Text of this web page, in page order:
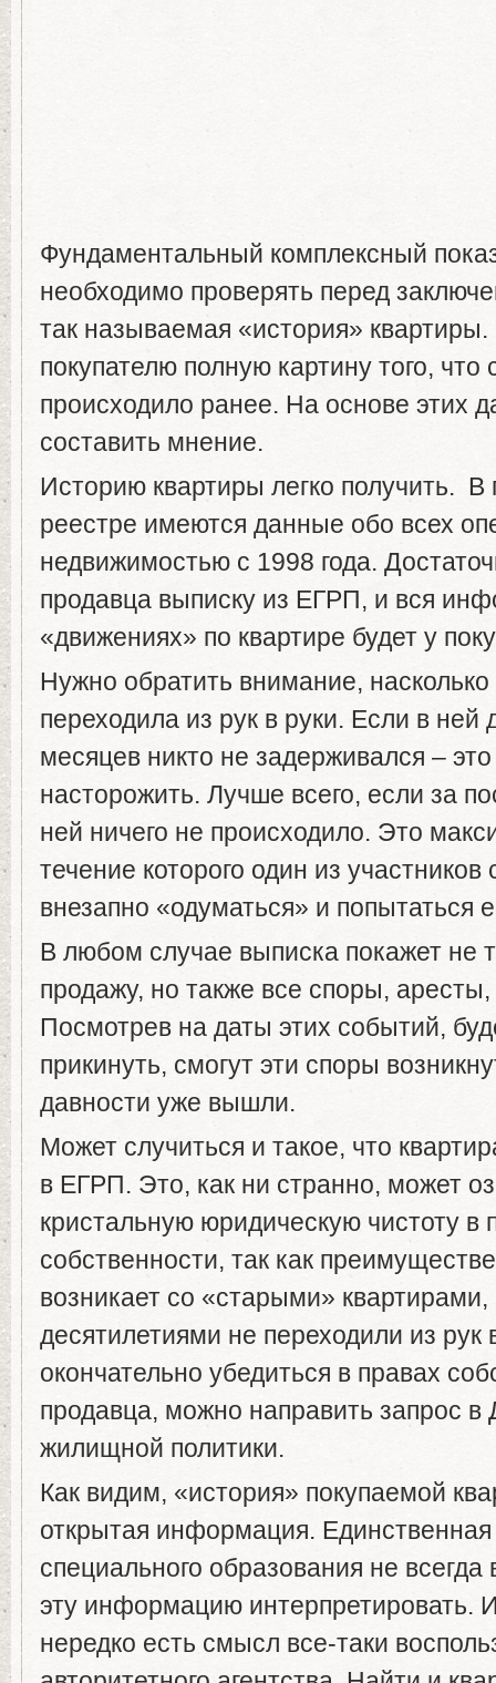
Фундаментальный комплексный
необходимо проверять перед
так называемая «история»
покупателю полную картину того, что
происходило ранее. На основе этих
составить мнение.
Историю квартиры легко получить. В
реестре имеются данные обо всех
недвижимостью с 1998 года.
продавца выписку из ЕГРП, и вся
«движениях» по квартире будет у
Нужно обратить внимание, насколько
переходила из рук в руки. Если в ней
месяцев никто не задерживался –
насторожить. Лучше всего, если за
ней ничего не происходило. Это
течение которого один из участников
внезапно «одуматься» и попытаться
В любом случае выписка покажет не
продажу, но также все споры,
Посмотрев на даты этих событий,
прикинуть, смогут эти споры
давности уже вышли.
Может случиться и такое, что
в ЕГРП. Это, как ни странно, может
кристальную юридическую чистоту в
собственности, так как
возникает со «старыми» квартирами,
десятилетиями не переходили из рук
окончательно убедиться в правах
продавца, можно направить запрос в
жилищной политики.
Как видим, «история» покупаемой
открытая информация.
специального образования не
эту информацию интерпретировать.
нередко есть смысл все-таки